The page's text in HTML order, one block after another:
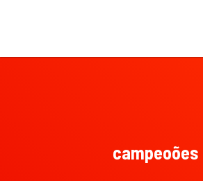
campeoões